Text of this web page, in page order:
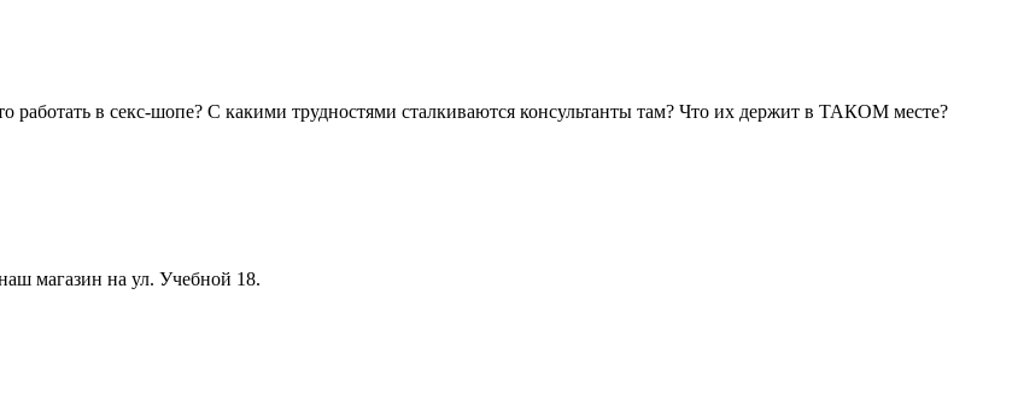
работать в секс-шопе? С какими трудностями сталкиваются консультанты там? Что их держит в ТАКОМ месте?
магазин на ул. Учебной 18.